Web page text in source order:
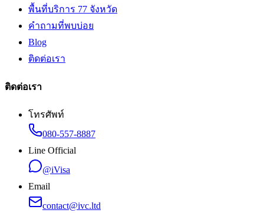
พื้นที่บริการ 77 จังหวัด
คำถามที่พบบ่อย
Blog
ติดต่อเรา
ติดต่อเรา
โทรศัพท์
080-557-8887
Line Official
@iVisa
Email
contact@ivc.ltd